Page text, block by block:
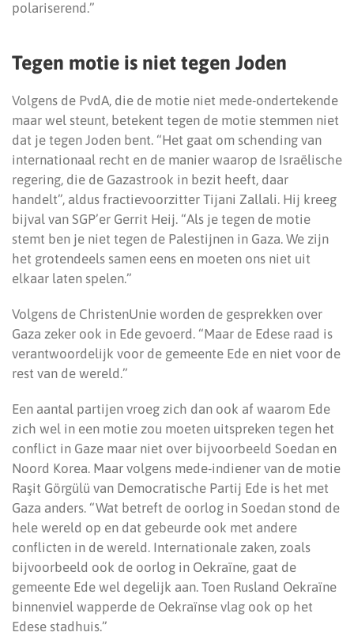
polariserend.”
Tegen motie is niet tegen Joden
Volgens de PvdA, die de motie niet mede-ondertekende
maar wel steunt, betekent tegen de motie stemmen niet
dat je tegen Joden bent. “Het gaat om schending van
internationaal recht en de manier waarop de Israëlische
regering, die de Gazastrook in bezit heeft, daar
handelt”, aldus fractievoorzitter Tijani Zallali. Hij kreeg
bijval van SGP’er Gerrit Heij. “Als je tegen de motie
stemt ben je niet tegen de Palestijnen in Gaza. We zijn
het grotendeels samen eens en moeten ons niet uit
elkaar laten spelen.”
Volgens de ChristenUnie worden de gesprekken over
Gaza zeker ook in Ede gevoerd. “Maar de Edese raad is
verantwoordelijk voor de gemeente Ede en niet voor de
rest van de wereld.”
Een aantal partijen vroeg zich dan ook af waarom Ede
zich wel in een motie zou moeten uitspreken tegen het
conflict in Gaze maar niet over bijvoorbeeld Soedan en
Noord Korea. Maar volgens mede-indiener van de motie
Raşit Görgülü van Democratische Partij Ede is het met
Gaza anders. “Wat betreft de oorlog in Soedan stond de
hele wereld op en dat gebeurde ook met andere
conflicten in de wereld. Internationale zaken, zoals
bijvoorbeeld ook de oorlog in Oekraïne, gaat de
gemeente Ede wel degelijk aan. Toen Rusland Oekraïne
binnenviel wapperde de Oekraïnse vlag ook op het
Edese stadhuis.”